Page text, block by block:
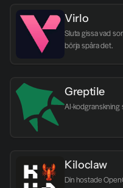
Virlo
Sluta gissa vad
börja spåra det.
Greptile
AI-kodgranskning
Kiloclaw
Din hostade